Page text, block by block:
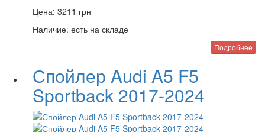
Цена: 3211 грн
Наличие: есть на складе
Подробнее
Спойлер Audi A5 F5
Sportback 2017-2024